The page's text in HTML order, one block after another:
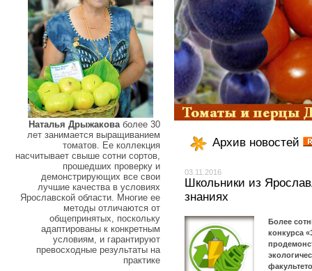
Наталья Дрыжаковаболее 30
лет занимается выращиванием
томатов. Ее коллекция
насчитывает свыше сотни сортов,
прошедших проверку и
демонстрирующих все свои
лучшие качества в условиях
Ярославской области. Многие ее
методы отличаются от
общепринятых, поскольку
адаптированы к конкретным
условиям, и гарантируют
превосходные результаты на
практике
Архив новостей
03.11.2016
Школьники из
знаниях
Более
конкурса